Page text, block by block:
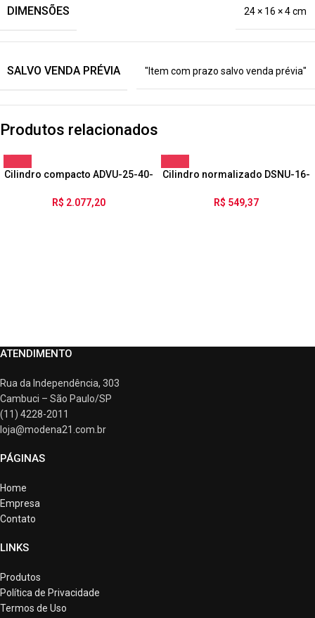
DIMENSÕES 24 × 16 × 4 cm
SALVO VENDA PRÉVIA "Item com prazo salvo venda prévia"
Produtos relacionados
Cilindro compacto ADVU-25-40-
R$ 2.077,20
Cilindro normalizado DSNU-16-
R$ 549,37
ATENDIMENTO
Rua da Independência, 303
Cambuci – São Paulo/SP
(11) 4228-2011
loja@modena21.com.br
PÁGINAS
Home
Empresa
Contato
LINKS
Produtos
Política de Privacidade
Termos de Uso